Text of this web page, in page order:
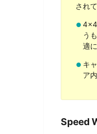
され
う
適
キ
ア
Speed